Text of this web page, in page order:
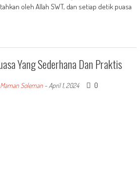
oleh Allah SWT, dan setiap detik puasa
Yang Sederhana Dan Praktis
Maman Soleman- April 1, 2024 0